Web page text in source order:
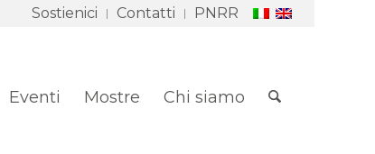
Sostienici Contatti PNRR
Eventi Mostre Chi siamo